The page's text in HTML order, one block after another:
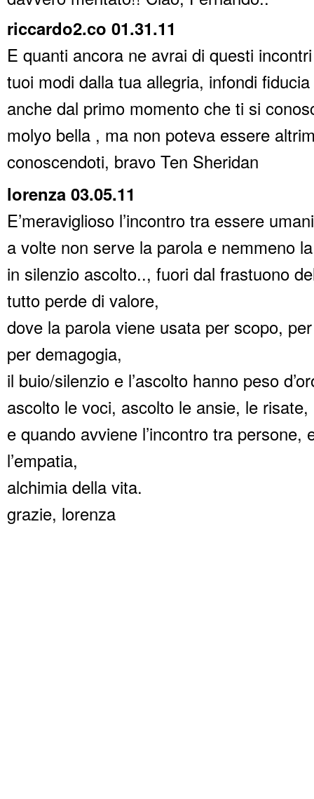
riccardo2.co 01.31.11
E quanti ancora ne avrai di questi
tuoi modi dalla tua allegria, infondi
anche dal primo momento che ti si
molyo bella , ma non poteva essere
conoscendoti, bravo Ten Sheridan
lorenza 03.05.11
E’meraviglioso l’incontro tra essere umani
a volte non serve la parola e nemmeno
in silenzio ascolto.., fuori dal frastuono
tutto perde di valore,
dove la parola viene usata per scopo,
per demagogia,
il buio/silenzio e l’ascolto hanno peso
ascolto le voci, ascolto le ansie, le
e quando avviene l’incontro tra persone,
l’empatia,
alchimia della vita.
grazie, lorenza